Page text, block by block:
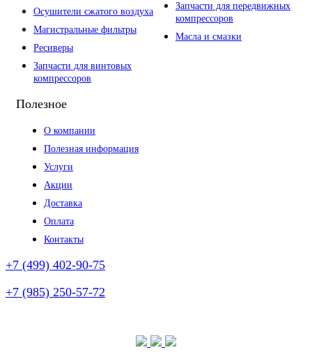
Осушители сжатого воздуха
Магистральные фильтры
Ресиверы
Запчасти для винтовых
компрессоров
Запчасти для передвижных
компрессоров
Масла и смазки
Полезное
О компании
Полезная информация
Услуги
Акции
Доставка
Оплата
Контакты
+7 (499) 402-90-75
+7 (985) 250-57-72